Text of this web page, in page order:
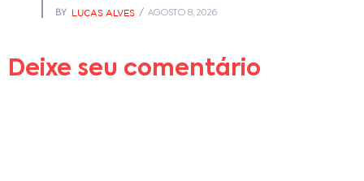
BY LUCAS ALVES AGOSTO 8, 2026
Deixe seu comentário